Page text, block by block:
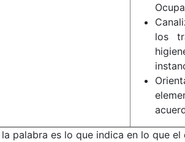
los
palabra es lo que indica en lo que